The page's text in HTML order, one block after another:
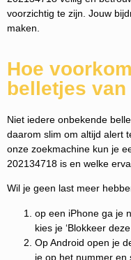
voorzichtig te zijn. Jouw
maken.
Hoe
belletjes van
Niet iedere onbekende
daarom slim om altijd alert
onze zoekmachine kun je
202134718 is en welke
Wil je geen last meer
op een iPhone ga je
kies je ‘Blokkeer deze
Op Android open je
je op het nummer en